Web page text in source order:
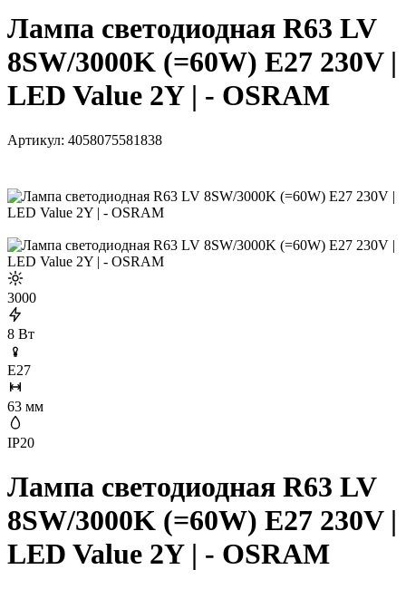
Лампа светодиодная R63 LV
8SW/3000K (=60W) E27 230V |
LED Value 2Y | - OSRAM
Артикул: 4058075581838
3000
8 Вт
E27
63 мм
IP20
Лампа светодиодная R63 LV
8SW/3000K (=60W) E27 230V |
LED Value 2Y | - OSRAM